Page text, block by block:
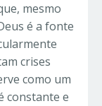
mesmo
é a fonte
crises
como um
constante e